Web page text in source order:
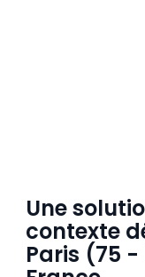
Une
contexte
Paris (75